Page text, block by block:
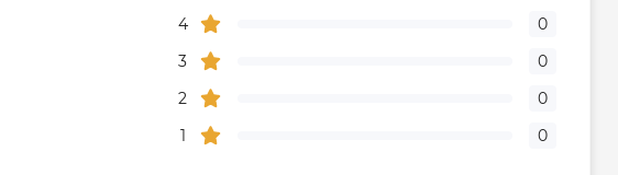
4
0
3
0
2
0
1
0